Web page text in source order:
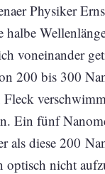
Physiker
halbe
voneinander
200 bis 300
Ein fünf
als diese 200
nicht